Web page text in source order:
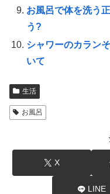
お風呂で体を洗う
う?
シャワーのカラン
いて
生活
お風呂
X
LINE